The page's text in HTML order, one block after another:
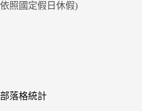
依照國定假日休假)
部落格統計